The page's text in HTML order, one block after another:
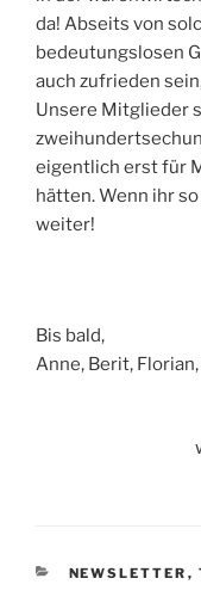
da! Abseits von
bedeutungslosen
auch zufrieden
Unsere Mitglieder
eigentlich erst für
hätten. Wenn ihr
weiter!
Bis bald,
Anne, Berit,
KATEGORIEN
NEWSLETTER ,